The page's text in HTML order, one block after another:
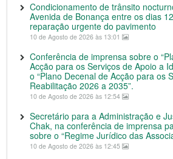
Condicionamento de trânsito
Avenida de Bonança entre os dias
reparação urgente do pavimento
10 de Agosto de 2026 às 13:01
Conferência de imprensa sobre o
Acção para os Serviços de Apoio a
o “Plano Decenal de Acção para os
Reabilitação 2026 a 2035”.
10 de Agosto de 2026 às 12:54
Secretário para a Administração e
Chak, na conferência de imprensa
sobre o “Regime Jurídico das
10 de Agosto de 2026 às 12:45